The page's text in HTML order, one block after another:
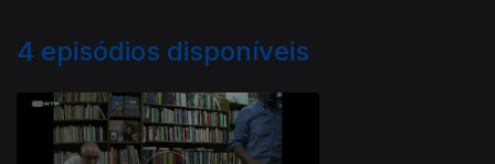
4 episódios disponíveis